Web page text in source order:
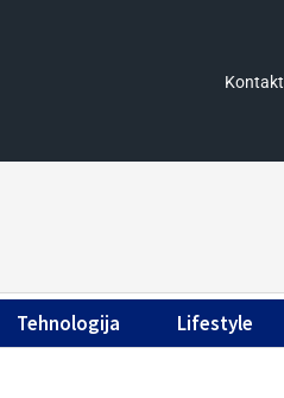
Kontakt
Tehnologija Lifestyle